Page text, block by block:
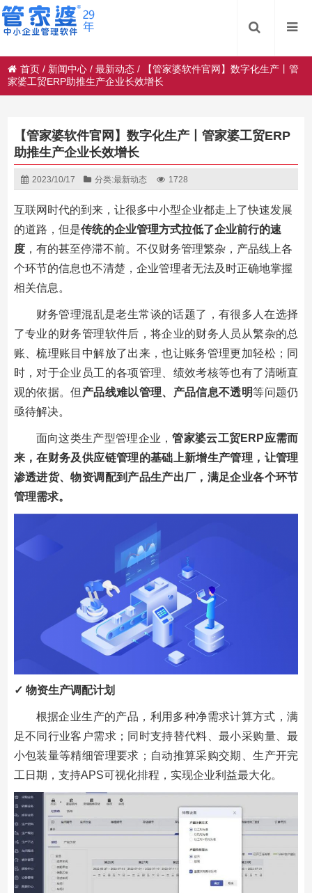
首页 / 新闻中心 /最新动态 /
【管家婆软件官网】数字化生产丨管
家婆工贸ERP助推生产企业长效增长
【管家婆软件官网】数字化生产丨管家婆工贸ERP
助推生产企业长效增长
2023/10/17 分类:最新动态 1728
互联网时代的到来，让很多中小型企业都走上了快速发展
的道路，但是传统的企业管理方式拉低了企业前行的速
度，有的甚至停滞不前。不仅财务管理繁杂，产品线上各
个环节的信息也不清楚，企业管理者无法及时正确地掌握
相关信息。
财务管理混乱是老生常谈的话题了，有很多人在选择
了专业的财务管理软件后，将企业的财务人员从繁杂的总
账、梳理账目中解放了出来，也让账务管理更加轻松；同
时，对于企业员工的各项管理、绩效考核等也有了清晰直
观的依据。但 产品线难以管理、产品信息不透明等问题仍
亟待解决。
面向这类生产型管理企业，管家婆云工贸ERP应需而
来，在财务及供应链管理的基础上新增生产管理，让管理
渗透进货、物资调配到产品生产出厂，满足企业各个环节
管理需求。
✓ 物资生产调配计划
根据企业生产的产品，利用多种净需求计算方式，满
足不同行业客户需求；同时支持替代料、最小采购量、最
小包装量等精细管理要求；自动推算采购交期、生产开完
工日期，支持APS可视化排程，实现企业利益最大化。